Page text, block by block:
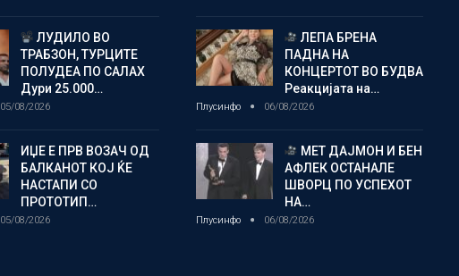
ЛУДИЛО ВО
ТРАБЗОН, ТУРЦИТЕ
ПОЛУДЕА ПО САЛАХ
Дури 25.000…
05/08/2026
ИЏЕ Е ПРВ ВОЗАЧ ОД
БАЛКАНОТ КОЈ ЌЕ
НАСТАПИ СО
ПРОТОТИП…
05/08/2026
ЛЕПА БРЕНА
ПАДНА НА
КОНЦЕРТОТ ВО БУДВА
Реакцијата на…
Плусинфо 06/08/2026
МЕТ ДАЈМОН И БЕН
АФЛЕК ОСТАНАЛЕ
ШВОРЦ ПО УСПЕХОТ
НА…
Плусинфо 06/08/2026